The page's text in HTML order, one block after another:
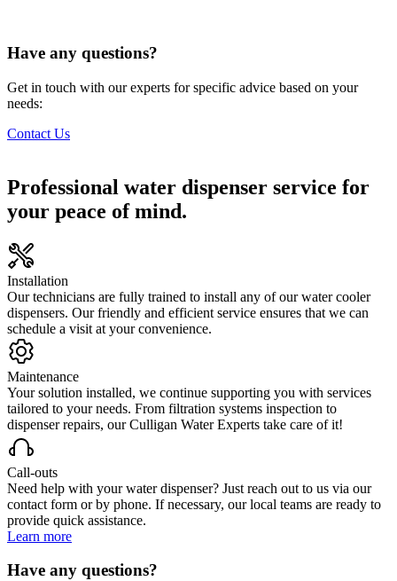
Have any questions?
Get in touch with our experts for specific advice based on your
needs:
Contact Us
Professional water dispenser service for
your peace of mind.
Installation
Our technicians are fully trained to install any of our water cooler
dispensers. Our friendly and efficient service ensures that we can
schedule a visit at your convenience.
Maintenance
Your solution installed, we continue supporting you with services
tailored to your needs. From filtration systems inspection to
dispenser repairs, our Culligan Water Experts take care of it!
Call-outs
Need help with your water dispenser? Just reach out to us via our
contact form or by phone. If necessary, our local teams are ready to
provide quick assistance.
Learn more
Have any questions?